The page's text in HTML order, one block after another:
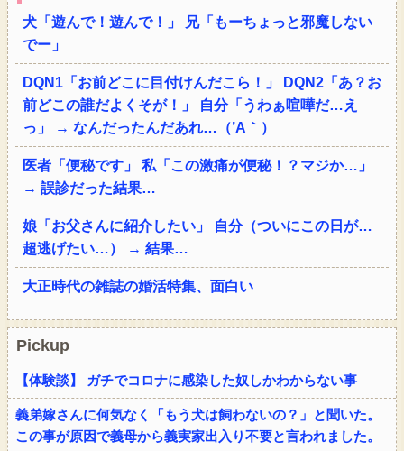
犬「遊んで！遊んで！」 兄「もーちょっと邪魔しない
でー」
DQN1「お前どこに目付けんだこら！」 DQN2「あ？お
前どこの誰だよくそが！」 自分「うわぁ喧嘩だ…え
っ」 → なんだったんだあれ…（’A｀）
医者「便秘です」 私「この激痛が便秘！？マジか…」
→ 誤診だった結果…
娘「お父さんに紹介したい」 自分（ついにこの日が…
超逃げたい…） → 結果…
大正時代の雑誌の婚活特集、面白い
Pickup
【体験談】 ガチでコロナに感染した奴しかわからない事
義弟嫁さんに何気なく「もう犬は飼わないの？」と聞いた。
この事が原因で義母から義実家出入り不要と言われました。